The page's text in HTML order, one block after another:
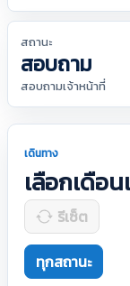
สถานะ
สอบถาม
สอบถามเจ้าหน้าที่
เดินทาง
เลือกเดือ
รีเซ็ต
ทุกสถานะ